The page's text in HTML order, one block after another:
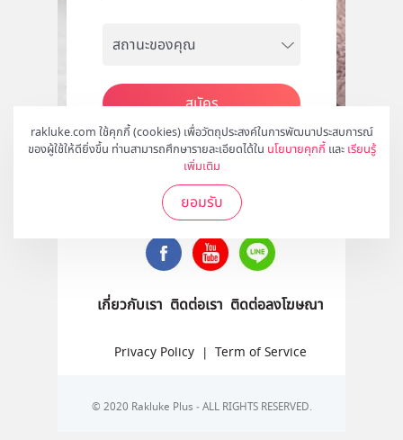
rakluke.com ใช้คุกกี้ (cookies) เพื่อวัตถุประสงค์ในการพัฒนาประสบการณ์
ของผู้ใช้ให้ดียิ่งขึ้น ท่านสามารถศึกษารายละเอียดได้ใน นโยบายคุกกี้ และ เรียนรู้
เพิ่มเติม
ยอมรับ
สมัคร
ติดตามเราได้ที่
เกี่ยวกับเรา ติดต่อเรา ติดต่อลงโฆษณา
Privacy Policy | Term of Service
© 2020 Rakluke Plus - ALL RIGHTS RESERVED.